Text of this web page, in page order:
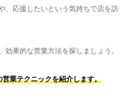
、応援したいという気持ちで店を訪
効果的な営業方法を探しましょう。
業テクニックを紹介します。